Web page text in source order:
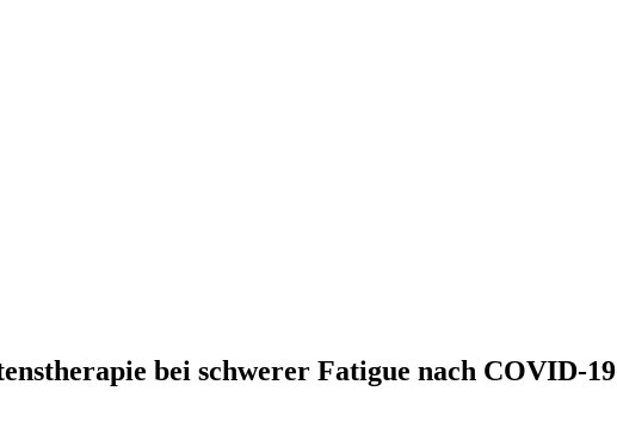
bei schwerer Fatigue nach COVID-19